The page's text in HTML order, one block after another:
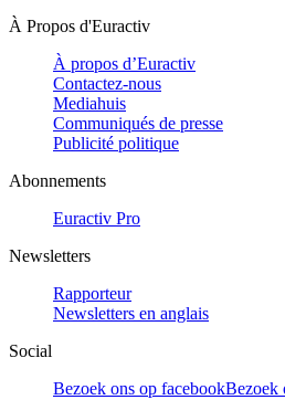
À Propos d'Euractiv
À propos d’Euractiv
Contactez-nous
Mediahuis
Communiqués de presse
Publicité politique
Abonnements
Euractiv Pro
Newsletters
Rapporteur
Newsletters en anglais
Social
Bezoek ons op facebookBezoek